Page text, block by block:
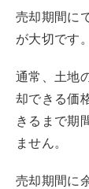
売却期間に
が大切です。
通常、土地
却できる価
きるまで期
ません。
売却期間に